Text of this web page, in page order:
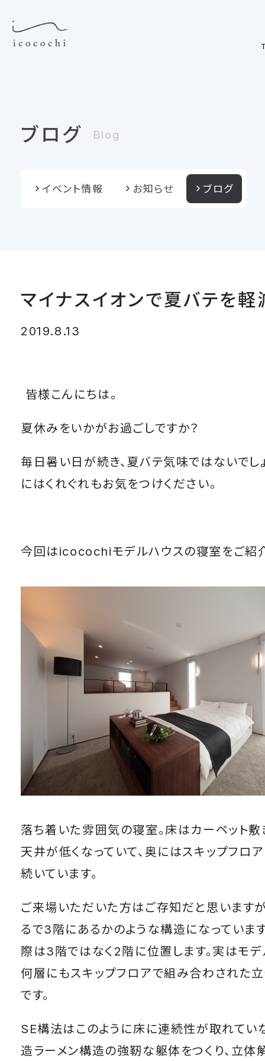
ブログ Blog
イベント情報 お知らせ ブログ
マイナスイオンで夏バテを軽
2019.8.13
皆様こんにちは。
夏休みをいかがお過ごしですか？
毎日暑い日が続き、夏バテ気味ではないでし
にはくれぐれもお気をつけください。
今回はicocochiモデルハウスの寝室をご紹介
落ち着いた雰囲気の寝室。床はカーペット敷
天井が低くなっていて、奥にはスキップフロ
続いています。
ご来場いただいた方はご存知だと思います
るで3階にあるかのような構造になっています
際は3階ではなく2階に位置します。実はモ
何層にもスキップフロアで組み合わされた
です。
SE構法はこのように床に連続性が取れてい
造ラーメン構造の強靭な躯体をつくり、立体